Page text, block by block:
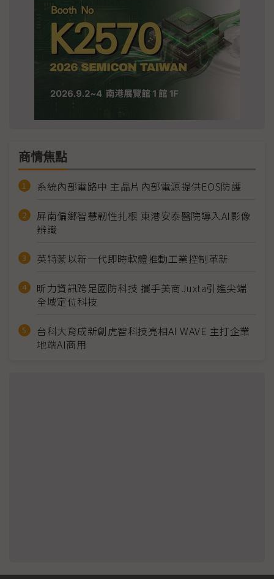
商情焦點
系統內部電路中 主晶片內部電源提供EOS防護
屏南偏鄉智慧韌性扎根 東港安泰醫院導入AI影像
辨識
英特蒙以新一代即時軟體推動工業控制革新
昕力資訊跨足國防科技 攜手美商Juxta引進尖端
全域定位科技
台科大育成新創虎智科技亮相AI WAVE 主打企業
地端AI商用